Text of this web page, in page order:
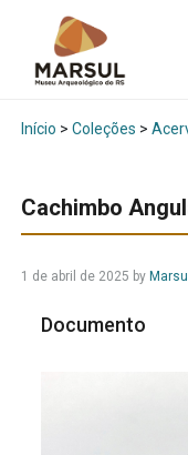
Início > Coleções >
Cachimbo
1 de abril de 2025 by Marsul
Documento